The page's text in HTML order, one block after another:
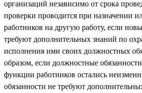
организаций независимо от срока
проверки проводится при назначении
работников на другую работу, если
требуют дополнительных знаний по
исполнения ими своих должностных
образом, если должностные
функции работников остались
обязанности не требуют